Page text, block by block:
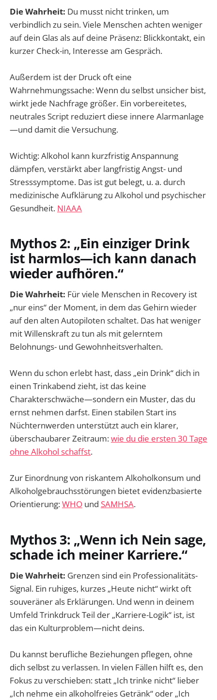
Die Wahrheit: Du musst nicht trinken, um
verbindlich zu sein. Viele Menschen achten weniger
auf dein Glas als auf deine Präsenz: Blickkontakt, ein
kurzer Check-in, Interesse am Gespräch.
Außerdem ist der Druck oft eine
Wahrnehmungssache: Wenn du selbst unsicher bist,
wirkt jede Nachfrage größer. Ein vorbereitetes,
neutrales Script reduziert diese innere Alarmanlage
—und damit die Versuchung.
Wichtig: Alkohol kann kurzfristig Anspannung
dämpfen, verstärkt aber langfristig Angst- und
Stresssymptome. Das ist gut belegt, u. a. durch
medizinische Aufklärung zu Alkohol und psychischer
Gesundheit. NIAAA
Mythos 2: „Ein einziger Drink
ist harmlos—ich kann danach
wieder aufhören.“
Die Wahrheit: Für viele Menschen in Recovery ist
„nur eins“ der Moment, in dem das Gehirn wieder
auf den alten Autopiloten schaltet. Das hat weniger
mit Willenskraft zu tun als mit gelerntem
Belohnungs- und Gewohnheitsverhalten.
Wenn du schon erlebt hast, dass „ein Drink“ dich in
einen Trinkabend zieht, ist das keine
Charakterschwäche—sondern ein Muster, das du
ernst nehmen darfst. Einen stabilen Start ins
Nüchternwerden unterstützt auch ein klarer,
überschaubarer Zeitraum:wie du die ersten 30 Tage
ohne Alkohol schaffst.
Zur Einordnung von riskantem Alkoholkonsum und
Alkoholgebrauchsstörungen bietet evidenzbasierte
Orientierung:WHO und SAMHSA.
Mythos 3: „Wenn ich Nein sage,
schade ich meiner Karriere.“
Die Wahrheit: Grenzen sind ein Professionalitäts-
Signal. Ein ruhiges, kurzes „Heute nicht“ wirkt oft
souveräner als Erklärungen. Und wenn in deinem
Umfeld Trinkdruck Teil der „Karriere-Logik“ ist, ist
das ein Kulturproblem—nicht deins.
Du kannst berufliche Beziehungen pflegen, ohne
dich selbst zu verlassen. In vielen Fällen hilft es, den
Fokus zu verschieben: statt „Ich trinke nicht“ lieber
„Ich nehme ein alkoholfreies Getränk“ oder „Ich